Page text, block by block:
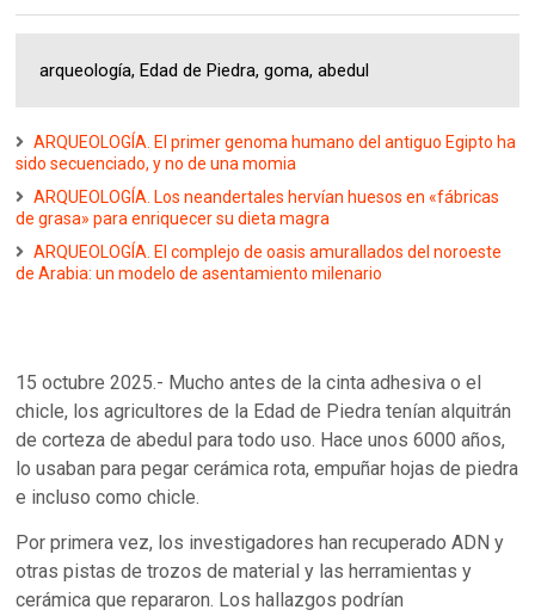
arqueología, Edad de Piedra, goma, abedul
ARQUEOLOGÍA. El primer genoma humano del antiguo Egipto ha
sido secuenciado, y no de una momia
ARQUEOLOGÍA. Los neandertales hervían huesos en «fábricas
de grasa» para enriquecer su dieta magra
ARQUEOLOGÍA. El complejo de oasis amurallados del noroeste
de Arabia: un modelo de asentamiento milenario
15 octubre 2025.- Mucho antes de la cinta adhesiva o el
chicle, los agricultores de la Edad de Piedra tenían alquitrán
de corteza de abedul para todo uso. Hace unos 6000 años,
lo usaban para pegar cerámica rota, empuñar hojas de piedra
e incluso como chicle.
Por primera vez, los investigadores han recuperado ADN y
otras pistas de trozos de material y las herramientas y
cerámica que repararon. Los hallazgos podrían